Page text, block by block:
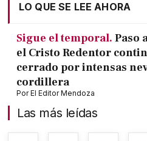
LO QUE SE LEE AHORA
Sigue el temporal. Paso
el Cristo Redentor
cerrado por intensas
cordillera
PorEl Editor Mendoza
Las más leídas